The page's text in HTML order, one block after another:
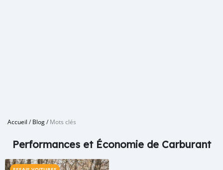
Accueil /Blog/Mots clés
Performances et Économie de Carburant